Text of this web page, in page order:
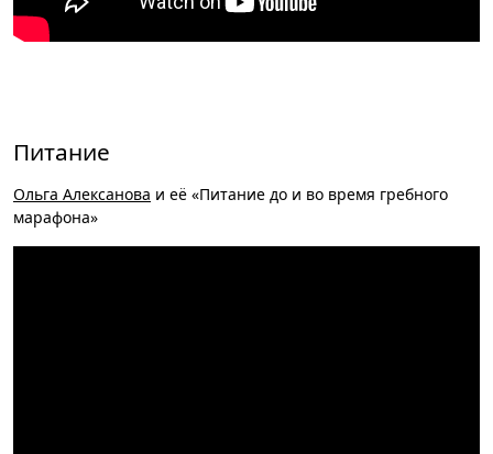
Питание
Ольга Алексанова и её «Питание до и во время гребного
марафона»